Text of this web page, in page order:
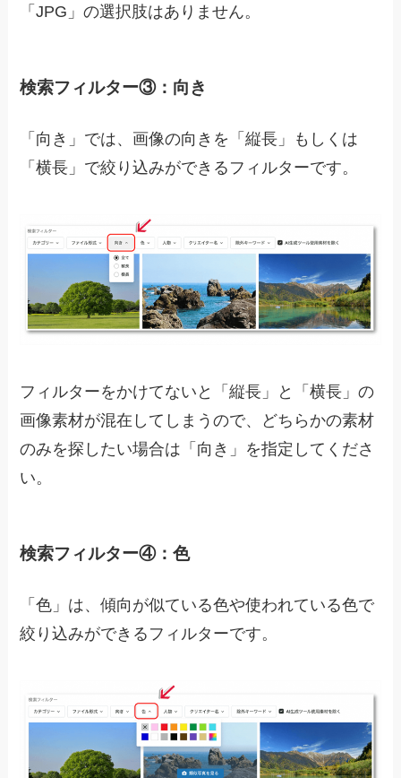
「JPG」の選択肢はありません。
検索フィルター③：向き
「向き」では、画像の向きを「縦長」もしくは
「横長」で絞り込みができるフィルターです。
フィルターをかけてないと「縦長」と「横長」の
画像素材が混在してしまうので、どちらかの素材
のみを探したい場合は「向き」を指定してくださ
い。
検索フィルター④：色
「色」は、傾向が似ている色や使われている色で
絞り込みができるフィルターです。